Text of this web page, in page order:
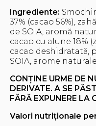
Ingrediente:
37% (cacao 56%),
de SOIA, aromă
cacao cu alune 18%
cacao deshidratată,
SOIA, arome
CONȚINE URME DE
DERIVATE. A SE
FĂRĂ EXPUNERE LA
Valori nutriționale